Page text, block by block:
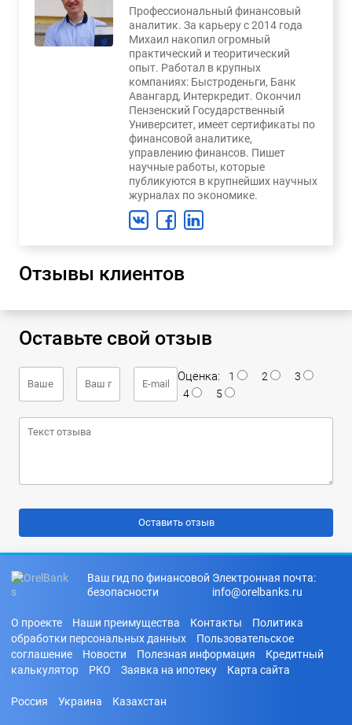
Профессиональный финансовый
аналитик. За карьеру с 2014 года
Михаил накопил огромный
практический и теоритический
опыт. Работал в крупных
компаниях: Быстроденьги, Банк
Авангард, Интеркредит. Окончил
Пензенский Государственный
Университет, имеет сертификаты по
финансовой аналитике,
управлению финансов. Пишет
научные работы, которые
публикуются в крупнейших научных
журналах по экономике.
Отзывы клиентов
Оставьте свой отзыв
Оценка: 1 2
3
4
5
Ваш гид по финансовой
безопасности
Электронная почта:
info@orelbanks.ru
О проекте Наши преимущества Контакты
Политика
обработки персональных данных
Пользовательское
соглашение
Новости Полезная информация
Кредитный
калькулятор
РКО Заявка на ипотеку Карта сайта
Россия Украина Казахстан